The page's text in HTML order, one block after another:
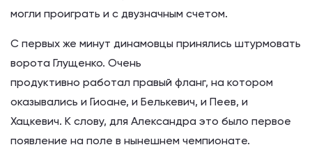
могли проиграть и с двузначным счетом.
С первых же минут динамовцы принялись штурмовать
ворота Глущенко. Очень
продуктивно работал правый фланг, на котором
оказывались и Гиоане, и Белькевич, и Пеев, и
Хацкевич. К слову, для Александра это было первое
появление на поле в нынешнем чемпионате.